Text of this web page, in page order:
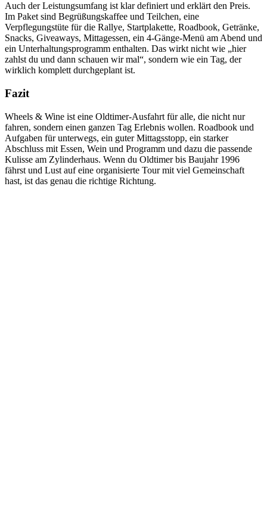
Auch der Leistungsumfang ist klar definiert und erklärt den Preis.
Im Paket sind Begrüßungskaffee und Teilchen, eine
Verpflegungstüte für die Rallye, Startplakette, Roadbook, Getränke,
Snacks, Giveaways, Mittagessen, ein 4-Gänge-Menü am Abend und
ein Unterhaltungsprogramm enthalten. Das wirkt nicht wie „hier
zahlst du und dann schauen wir mal“, sondern wie ein Tag, der
wirklich komplett durchgeplant ist.
Fazit
Wheels & Wine ist eine Oldtimer-Ausfahrt für alle, die nicht nur
fahren, sondern einen ganzen Tag Erlebnis wollen. Roadbook und
Aufgaben für unterwegs, ein guter Mittagsstopp, ein starker
Abschluss mit Essen, Wein und Programm und dazu die passende
Kulisse am Zylinderhaus. Wenn du Oldtimer bis Baujahr 1996
fährst und Lust auf eine organisierte Tour mit viel Gemeinschaft
hast, ist das genau die richtige Richtung.